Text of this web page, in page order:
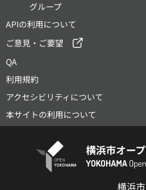
グループ
APIの利用について
ご意見・ご要望
QA
利用規約
アクセシビリティについて
本サイトの利用について
横浜市